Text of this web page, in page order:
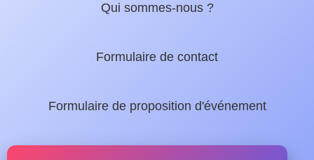
Qui sommes-nous ?
Formulaire de contact
Formulaire de proposition d'événement